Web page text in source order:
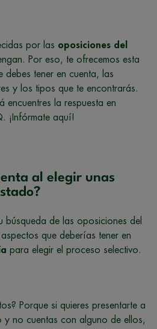
por las oposiciones del
Por eso, te ofrecemos esta
tener en cuenta, las
y los tipos que te encontrarás.
encuentres la respuesta en
¡Infórmate aquí!
al elegir unas
búsqueda de las oposiciones del
que deberías tener en
para elegir el proceso selectivo.
Porque si quieres presentarte a
y no cuentas con alguno de ellos,